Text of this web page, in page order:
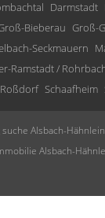
Darmstadt
Bieberau Groß-
Seckmauern
Ramstadt /
Roßdorf Schaafheim
Alsbach-Hähnlein
Alsbach-